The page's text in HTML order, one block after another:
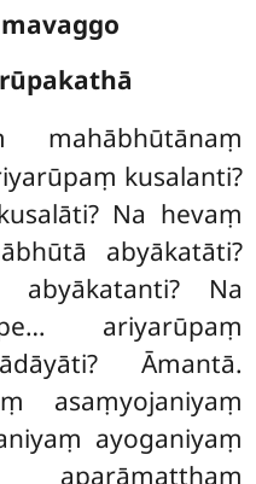
mahābhūtānaṃ
kusalanti?
Na hevaṃ
abyākatāti?
abyākatanti? Na
ariyarūpaṃ
Āmantā.
asaṃyojaniyaṃ
ayoganiyaṃ